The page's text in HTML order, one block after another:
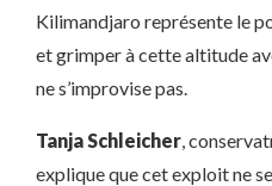
Kilimandjaro représente le
et grimper à cette altitude
ne s’improvise pas.
Tanja Schleicher,
explique que cet exploit ne